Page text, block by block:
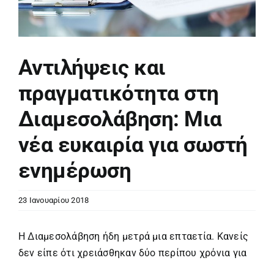
Αντιλήψεις και
πραγματικότητα στη
Διαμεσολάβηση: Μια
νέα ευκαιρία για σωστή
ενημέρωση
23 Ιανουαρίου 2018
Η Διαμεσολάβηση ήδη μετρά μια επταετία. Κανείς
δεν είπε ότι χρειάσθηκαν δύο περίπου χρόνια για